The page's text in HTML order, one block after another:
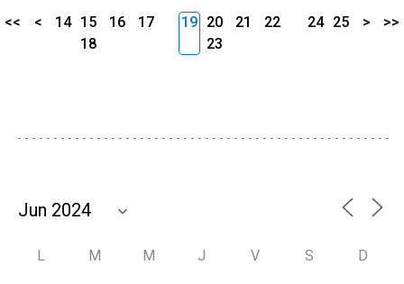
<< < 14 15 16
17
18
19 20 21
22
23
24 25 > >>
L M M J V S D